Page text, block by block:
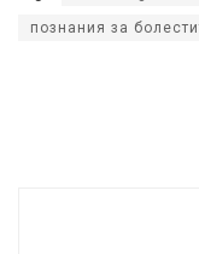
познания за